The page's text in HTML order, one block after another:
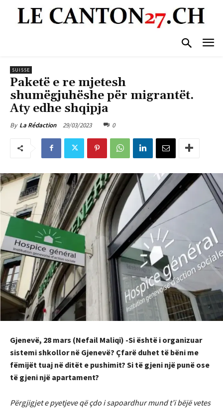
SUISSE
Paketë e re mjetesh
shumëgjuhëshe për migrantët.
Aty edhe shqipja
By La Rédaction 29/03/2023 0
Gjenevë, 28 mars (Nefail Maliqi) -Si është i organizuar
sistemi shkollor në Gjenevë? Çfarë duhet të bëni me
fëmijët tuaj në ditët e pushimit? Si të gjeni një punë ose
të gjeni një apartament?
Përgjigjet e pyetjeve që çdo i sapoardhur mund t’i bëjë vetes